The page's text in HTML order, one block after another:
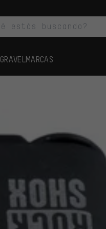
GRAVEL MARCAS